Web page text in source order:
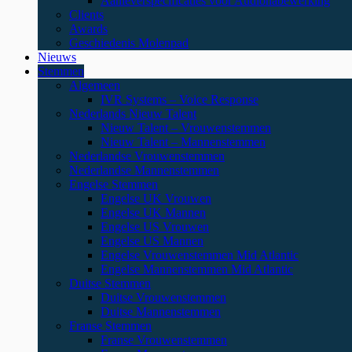
Clients
Awards
Geschiedenis Molenpad
Nieuws
Stemmen
Algemeen
IVR Systems – Voice Response
Nederlands Nieuw Talent
Nieuw Talent – Vrouwenstemmen
Nieuw Talent – Mannenstemmen
Nederlandse Vrouwenstemmen
Nederlandse Mannenstemmen
Engelse Stemmen
Engelse UK Vrouwen
Engelse UK Mannen
Engelse US Vrouwen
Engelse US Mannen
Engelse Vrouwenstemmen Mid Atlantic
Engelse Mannenstemmen Mid Atlantic
Duitse Stemmen
Duitse Vrouwenstemmen
Duitse Mannenstemmen
Franse Stemmen
Franse Vrouwenstemmen